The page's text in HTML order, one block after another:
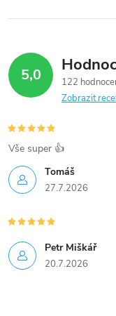
5,0
122
Zobrazit
Tomáš
27.7.2026
Vše super 👍
Petr Miškář
20.7.2026